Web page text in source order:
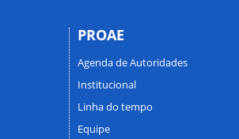
PROAE
Agenda de Autoridades
Institucional
Linha do tempo
Equipe